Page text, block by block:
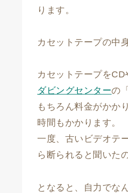
ります。
カセットテープの中
カセットテープをCD
ダビングセンターの「
もちろん料金がかか
時間もかかります。
一度、古いビデオテ
ら断られると聞いた
となると、自力でな